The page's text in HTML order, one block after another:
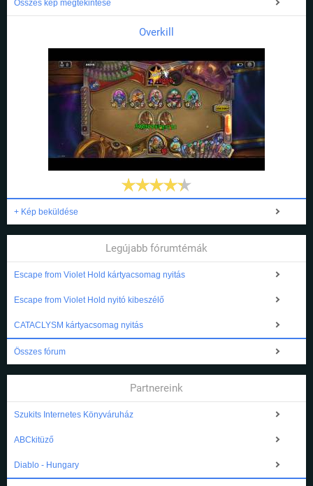
Összes kép megtekintése
Overkill
+ Kép beküldése
Legújabb fórumtémák
Escape from Violet Hold kártyacsomag nyitás
Escape from Violet Hold nyitó kibeszélő
CATACLYSM kártyacsomag nyitás
Összes fórum
Partnereink
Szukits Internetes Könyváruház
ABCkitüző
Diablo - Hungary